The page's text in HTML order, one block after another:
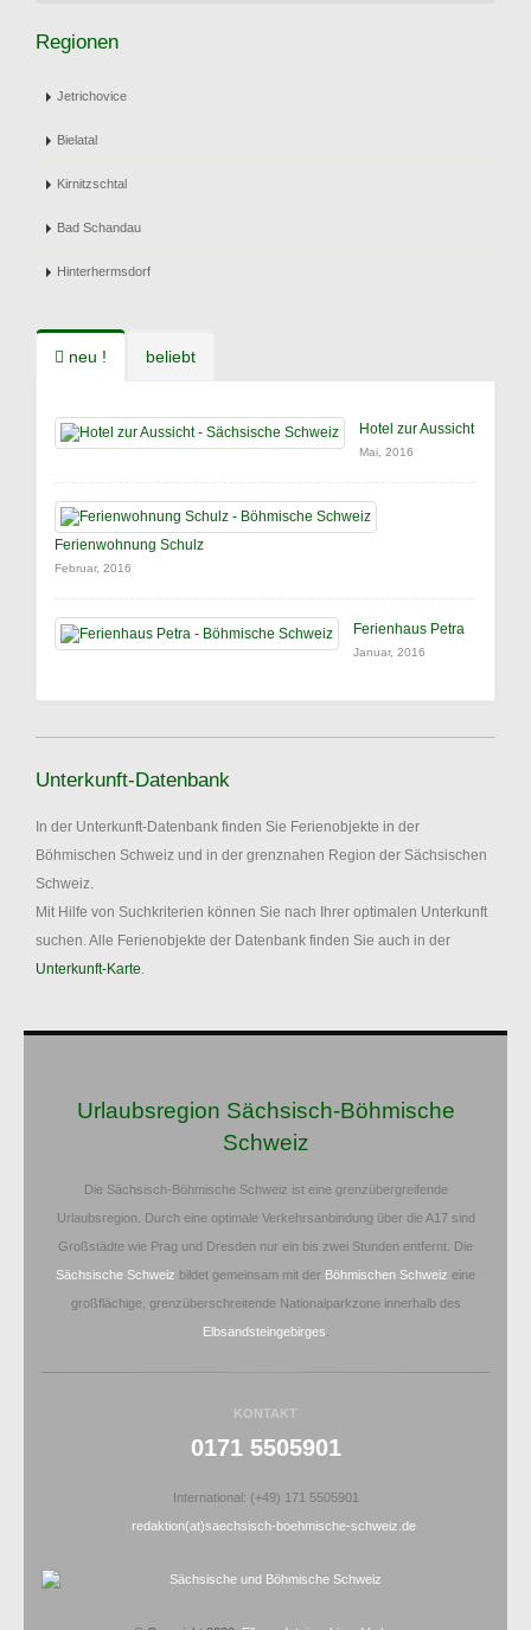
Regionen
Jetrichovice
Bielatal
Kirnitzschtal
Bad Schandau
Hinterhermsdorf
neu ! beliebt
Hotel zur Aussicht
Mai, 2016
Ferienwohnung Schulz
Februar, 2016
Ferienhaus Petra
Januar, 2016
Unterkunft-Datenbank
In der Unterkunft-Datenbank finden Sie Ferienobjekte in der
Böhmischen Schweiz und in der grenznahen Region der Sächsischen
Schweiz.
Mit Hilfe von Suchkriterien können Sie nach Ihrer optimalen Unterkunft
suchen. Alle Ferienobjekte der Datenbank finden Sie auch in der
Unterkunft-Karte.
Urlaubsregion Sächsisch-Böhmische
Schweiz
Die Sächsisch-Böhmische Schweiz ist eine grenzübergreifende
Urlaubsregion. Durch eine optimale Verkehrsanbindung über die A17 sind
Großstädte wie Prag und Dresden nur ein bis zwei Stunden entfernt. Die
Sächsische Schweiz bildet gemeinsam mit der Böhmischen Schweiz eine
großflächige, grenzüberschreitende Nationalparkzone innerhalb des
Elbsandsteingebirges
KONTAKT
0171 5505901
International: (+49) 171 5505901
redaktion(at)saechsisch-boehmische-schweiz.de